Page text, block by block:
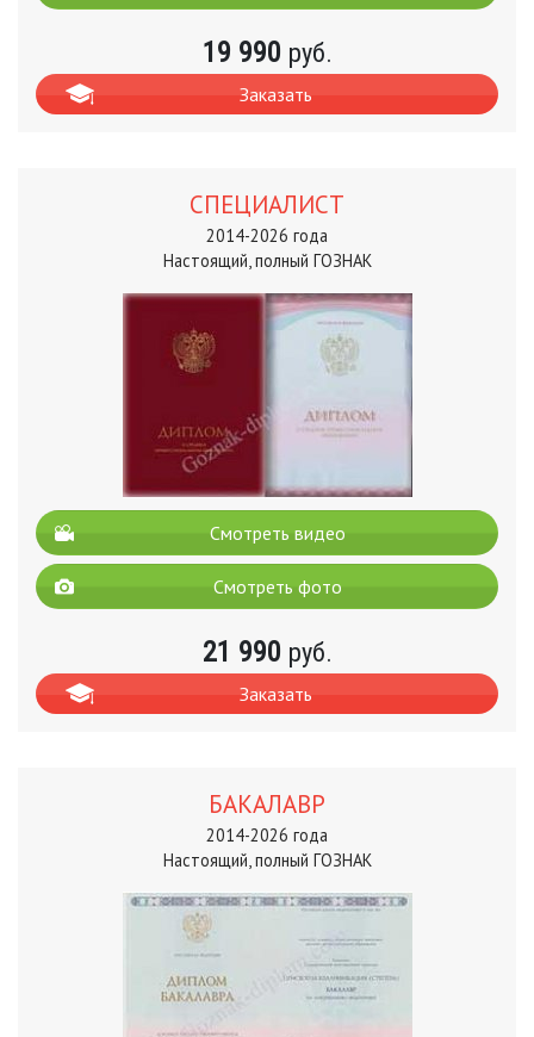
19 990 руб.
Заказать
СПЕЦИАЛИСТ
2014-2026 года
Настоящий, полный ГОЗНАК
Смотреть видео
Смотреть фото
21 990 руб.
Заказать
БАКАЛАВР
2014-2026 года
Настоящий, полный ГОЗНАК